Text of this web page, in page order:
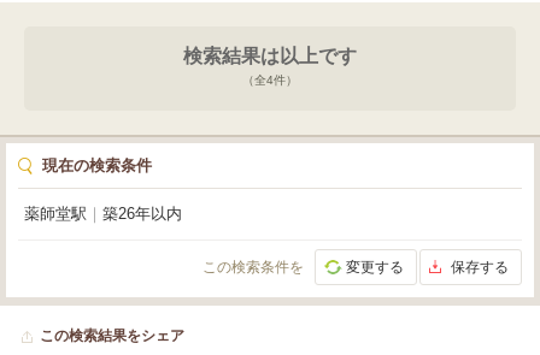
検索結果は以上です
（全4件）
現在の検索条件
薬師堂駅 築26年以内
この検索条件を 変更する 保存する
この検索結果をシェア